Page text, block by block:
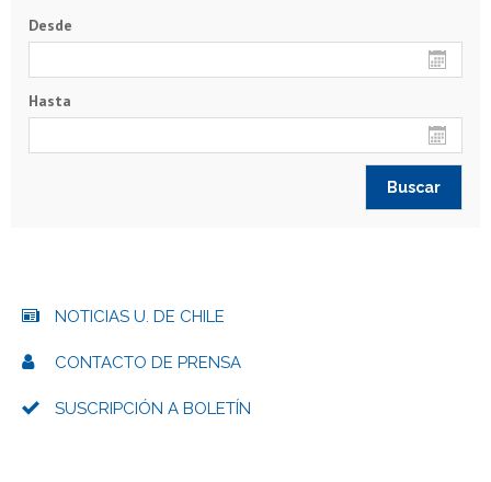
Desde
Hasta
NOTICIAS U. DE CHILE
CONTACTO DE PRENSA
SUSCRIPCIÓN A BOLETÍN